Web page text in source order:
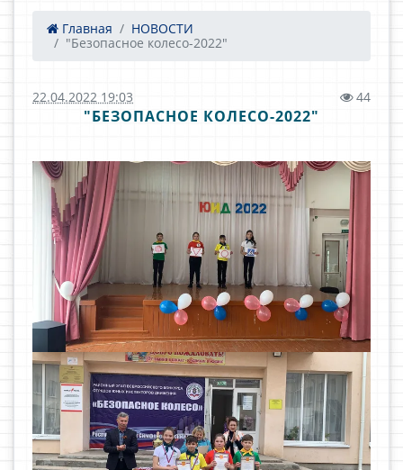
Главная
НОВОСТИ
"Безопасное колесо-2022"
22.04.2022 19:03 44
"БЕЗОПАСНОЕ КОЛЕСО-2022"